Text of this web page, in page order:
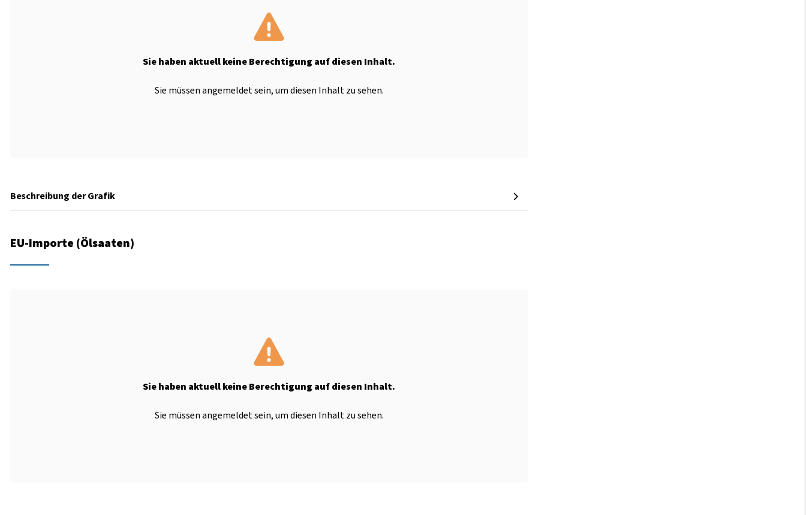
Sie haben aktuell keine Berechtigung auf diesen Inhalt.
Sie müssen angemeldet sein, um diesen Inhalt zu sehen.
Beschreibung der Grafik
EU-Importe (Ölsaaten)
Sie haben aktuell keine Berechtigung auf diesen Inhalt.
Sie müssen angemeldet sein, um diesen Inhalt zu sehen.